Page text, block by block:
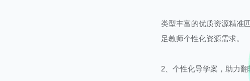
类型丰富的优质资源精准
足教师个性化资源需求。
2、个性化导学案，助力翻